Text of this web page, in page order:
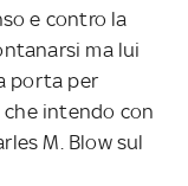
e contro la
ma lui
porta per
che intendo con
M. Blow sul